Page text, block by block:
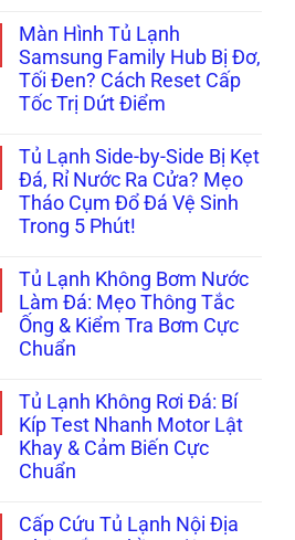
Hay
Lỗi
Sấy
Kính?
Cánh
Kêu
Réo
To
Ngăn
Đông
Bắt
Bệnh
Kẹt
Quạt
Dàn
Lạnh
Inverter
Chuẩn
bình
luận
ở
Cửa
Tủ
Side-
Side
Xệ,
Rỏ
Nước
Đọng
Sương?
Căn
Chỉnh
Bản
Lề
&
Gioăng
Cực
Màn Hình Tủ Lạnh
Samsung Family Hub Bị Đơ,
Tối Đen? Cách Reset Cấp
Tốc Trị Dứt Điểm
bình
luận
ở
Màn
Hình
Tủ
Samsung
Family
Hub
Bị
Đơ,
Tối
Đen?
Reset
Cấp
Tốc
Trị
Dứt
Điểm
Tủ Lạnh Side-by-Side Bị Kẹt
Đá, Rỉ Nước Ra Cửa? Mẹo
Tháo Cụm Đổ Đá Vệ Sinh
Trong 5 Phút!
bình
luận
ở
Tủ
Lạnh
Side-
Side
Kẹt
Đá,
Rỉ
Nước
Ra
Mẹo
Tháo
Tủ Lạnh Không Bơm Nước
Làm Đá: Mẹo Thông Tắc
Ống & Kiểm Tra Bơm Cực
Chuẩn
bình
luận
ở
Tủ
Lạnh
Không
Nước
Làm
Tủ Lạnh Không Rơi Đá: Bí
Kíp Test Nhanh Motor Lật
Khay & Cảm Biến Cực
Chuẩn
bình
Cấp Cứu Tủ Lạnh Nội Địa